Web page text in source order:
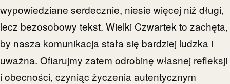
wypowiedziane serdecznie, niesie więcej niż długi,
lecz bezosobowy tekst. Wielki Czwartek to zachęta,
by nasza komunikacja stała się bardziej ludzka i
uważna. Ofiarujmy zatem odrobinę własnej refleksji
i obecności, czyniąc życzenia autentycznym